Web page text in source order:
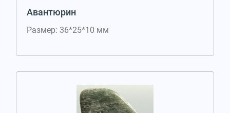
Авантюрин
Размер: 36*25*10 мм